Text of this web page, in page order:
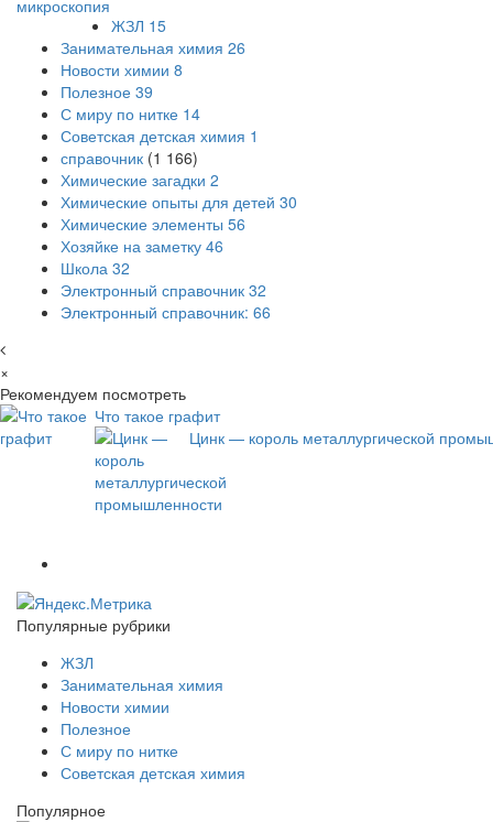
ЖЗЛ 15
Занимательная химия 26
Новости химии 8
Полезное 39
С миру по нитке 14
Советская детская химия 1
справочник (1 166)
Химические загадки 2
Химические опыты для детей 30
Химические элементы 56
Хозяйке на заметку 46
Школа 32
Электронный справочник 32
Электронный справочник: 66
×
Рекомендуем посмотреть
Что такое графит
Цинк — король металлургической
Популярные рубрики
ЖЗЛ
Занимательная химия
Новости химии
Полезное
С миру по нитке
Советская детская химия
Популярное